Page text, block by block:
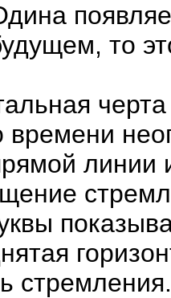
то
времени
линии
стремления.